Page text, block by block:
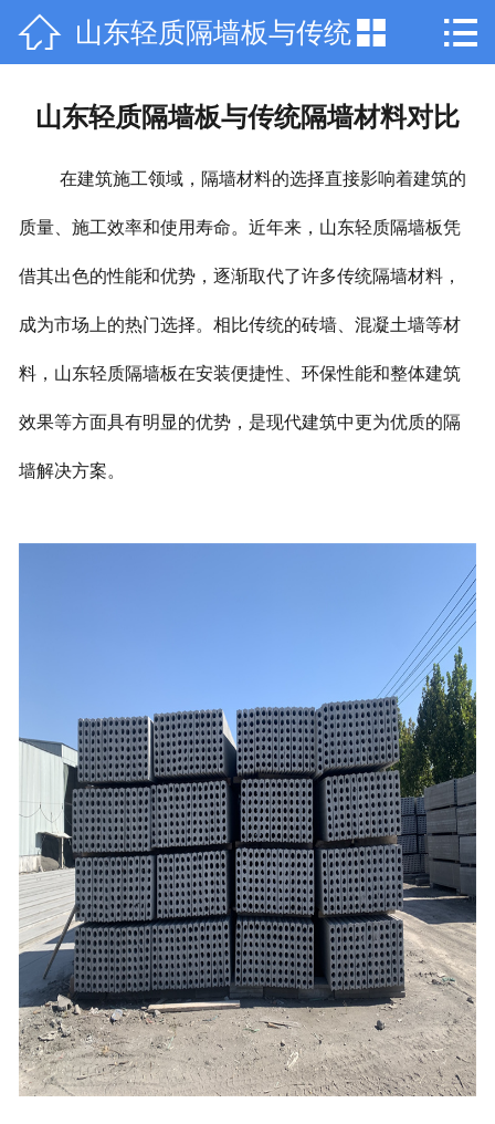
 网站首页
厂容厂貌
联系我们
 山东轻质隔墙板与传统
隔墙材料对比
 
山东轻质隔墙板与传统隔墙材料对比
在建筑施工领域，隔墙材料的选择直接影响着建筑的
质量、施工效率和使用寿命。近年来，山东轻质隔墙板凭
借其出色的性能和优势，逐渐取代了许多传统隔墙材料，
成为市场上的热门选择。相比传统的砖墙、混凝土墙等材
料，山东轻质隔墙板在安装便捷性、环保性能和整体建筑
效果等方面具有明显的优势，是现代建筑中更为优质的隔
墙解决方案。